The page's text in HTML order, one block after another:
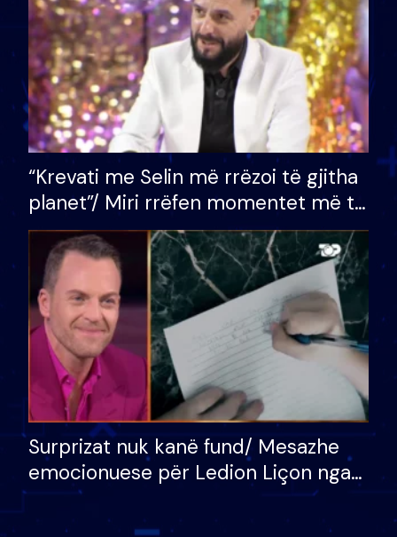
“Krevati me Selin më rrëzoi të gjitha
planet”/ Miri rrëfen momentet më të
bukura në shtëpinë e BB VIP: Do më
mungojë zilja e mëngjesit kur…
Surprizat nuk kanë fund/ Mesazhe
emocionuese për Ledion Liçon nga
nëna dhe fëmijët e tij, moderatori
nuk i mban dot lotët: Nuk meritoj…